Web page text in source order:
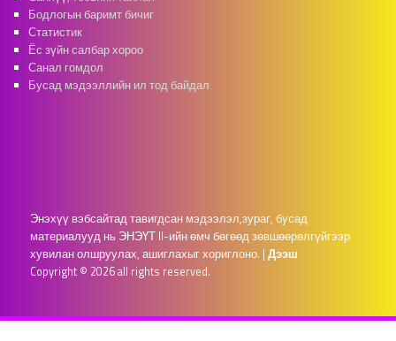
Бодлогын баримт бичиг
Статистик
Ёс зүйн салбар хороо
Санал гомдол
Бусад мэдээллийн ил тод байдал
Энэхүү вэбсайтад тавигдсан мэдээлэл,зураг, бусад
материалууд нь ЭНЭҮТ II-ийн өмч бөгөөд зөвшөөрөлгүйгээр
хувилан олшруулах, ашиглахыг хориглоно. | Дээш
Copyright © 2026 all rights reserved.